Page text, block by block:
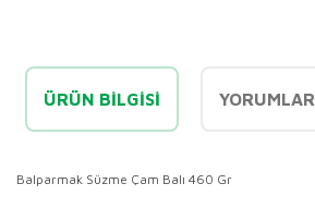
ÜRÜN BILGISI YORUMLAR
Balparmak Süzme Çam Balı 460 Gr